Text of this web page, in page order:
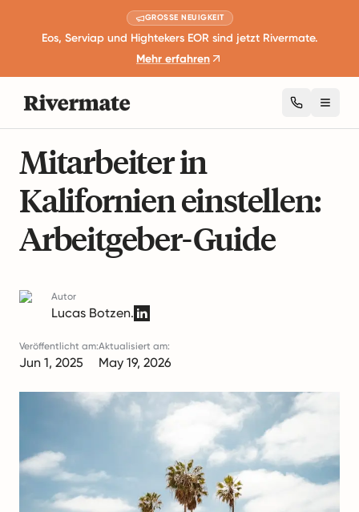
GROSSE NEUIGKEIT
Eos, Serviap und Hightekers EOR sind jetzt Rivermate.
Mehr erfahren
Mitarbeiter in
Kalifornien einstellen:
Arbeitgeber-Guide
Autor
Lucas Botzen.
Veröffentlicht am:
Jun 1, 2025
Aktualisiert am:
May 19, 2026